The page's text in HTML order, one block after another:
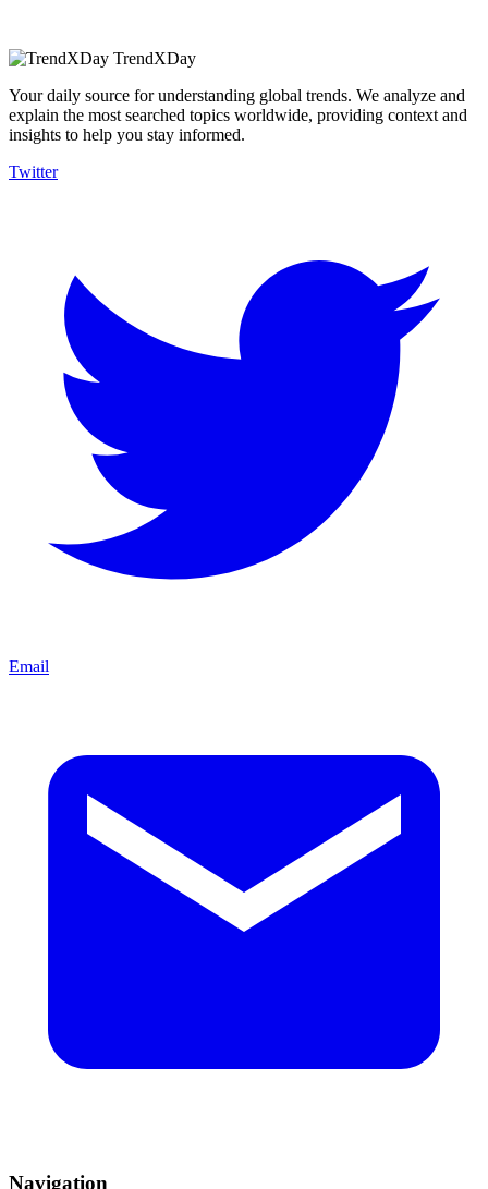
TrendXDay
Your daily source for understanding global trends. We analyze and
explain the most searched topics worldwide, providing context and
insights to help you stay informed.
Twitter
Email
Navigation